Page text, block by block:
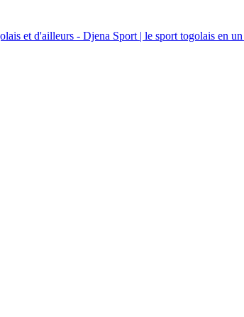
et d'ailleurs - Djena Sport | le sport togolais en